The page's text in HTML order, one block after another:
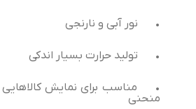
• نور آبی و نارنجی
• تولید حرارت بسیار اندکی
•
مناسب برای نمایش
منحنی